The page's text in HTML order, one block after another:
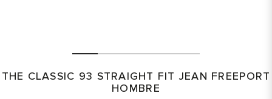
THE CLASSIC 93 STRAIGHT FIT JEAN FREEPORT
HOMBRE